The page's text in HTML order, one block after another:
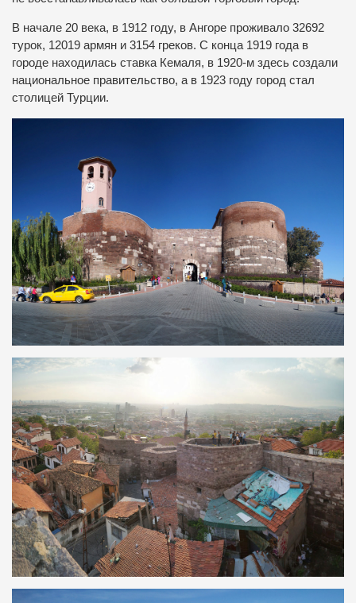
В начале 20 века, в 1912 году, в Ангоре проживало 32692
турок, 12019 армян и 3154 греков. С конца 1919 года в
городе находилась ставка Кемаля, в 1920-м здесь создали
национальное правительство, а в 1923 году город стал
столицей Турции.